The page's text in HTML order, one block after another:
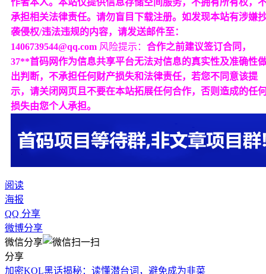
作者本人。本站仅提供信息存储空间服务，不拥有所有权，
承担相关法律责任。请勿盲目下载注册。如发现本站有涉嫌
袭侵权/违法违规的内容，请发送邮件至：
1406739544@qq.com 风险提示： 合作之前建议签订合同，
37**首码网作为信息共享平台无法对信息的真实性及准确性
出判断，不承担任何财产损失和法律责任，若您不同意该提
示，请关闭网页且不要在本站拓展任何合作，否则造成的任
损失由您个人承担。
阅读
海报
QQ 分享
微博分享
微信分享
分享
加密KOL黑话揭秘：读懂潜台词，避免成为韭菜